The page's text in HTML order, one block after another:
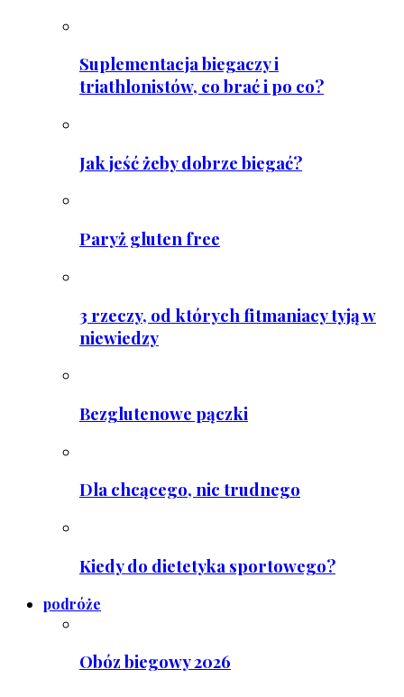
Suplementacja biegaczy i
triathlonistów, co brać i po co?
Jak jeść żeby dobrze biegać?
Paryż gluten free
3 rzeczy, od których fitmaniacy tyją w
niewiedzy
Bezglutenowe pączki
Dla chcącego, nic trudnego
Kiedy do dietetyka sportowego?
podróże
Obóz biegowy 2026